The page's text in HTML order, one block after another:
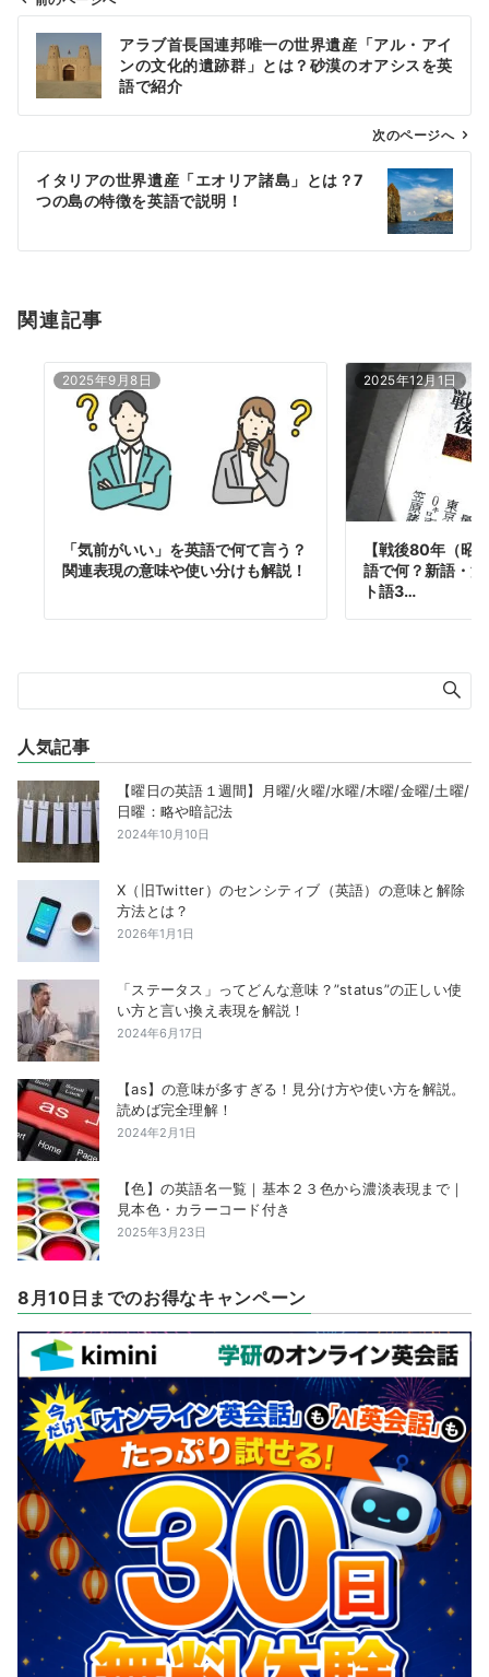
ン
アラブ首長国連邦唯一の世界遺産「アル・アイ
ンの文化的遺跡群」とは？砂漠のオアシスを英
語で紹介
次のページへ
イタリアの世界遺産「エオリア諸島」とは？7
つの島の特徴を英語で説明！
関連記事
2025年9月8日
「気前がいい」を英語で何て言う？
関連表現の意味や使い分けも解説！
2025年12月1日
【戦後80年（昭
語で何？新語・
ト語3…
人気記事
【曜日の英語１週間】月曜/火曜/水曜/木曜/金曜/土曜/
日曜：略や暗記法
2024年10月10日
X（旧Twitter）のセンシティブ（英語）の意味と解除
方法とは？
2026年1月1日
「ステータス」ってどんな意味？”status”の正しい使
い方と言い換え表現を解説！
2024年6月17日
【as】の意味が多すぎる！見分け方や使い方を解説。
読めば完全理解！
2024年2月1日
【色】の英語名一覧｜基本２３色から濃淡表現まで｜
見本色・カラーコード付き
2025年3月23日
8月10日までのお得なキャンペーン